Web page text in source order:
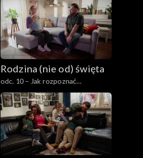
pierwszych związkach?
Rodzina (nie od) święta
odc. 10 – Jak rozpoznać
rozpoczynający się kryzys w
małżeństwie i jak reagować?